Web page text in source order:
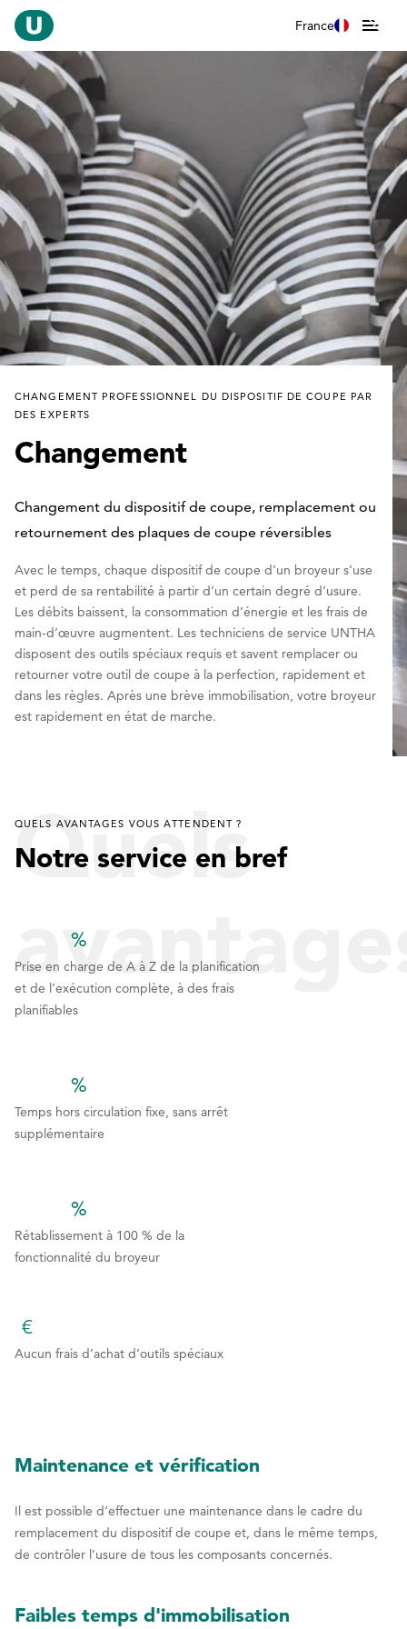
France
CHANGEMENT PROFESSIONNEL DU DISPOSITIF DE COUPE PAR
DES EXPERTS
Changement
Changement du dispositif de coupe, remplacement ou
retournement des plaques de coupe réversibles
Avec le temps, chaque dispositif de coupe d’un broyeur s’use
et perd de sa rentabilité à partir d’un certain degré d’usure.
Les débits baissent, la consommation d’énergie et les frais de
main-d’œuvre augmentent. Les techniciens de service UNTHA
disposent des outils spéciaux requis et savent remplacer ou
retourner votre outil de coupe à la perfection, rapidement et
dans les règles. Après une brève immobilisation, votre broyeur
est rapidement en état de marche.
Quels
vous
?
QUELS AVANTAGES VOUS ATTENDENT ?
Notre service en bref
11
2
5
6
9
1
2
5
6
9
%
Prise en charge de A à Z de la planification
et de l’exécution complète, à des frais
planifiables
11
2
4
5
7
8
1
4
5
8
%
Temps hors circulation fixe, sans arrêt
supplémentaire
11
3
4
7
9
0
1
4
7
9
0
%
Rétablissement à 100 % de la
fonctionnalité du broyeur
€
Aucun frais d’achat d’outils spéciaux
Maintenance et vérification
Il est possible d’effectuer une maintenance dans le cadre du
remplacement du dispositif de coupe et, dans le même temps,
de contrôler l’usure de tous les composants concernés.
Faibles temps d'immobilisation